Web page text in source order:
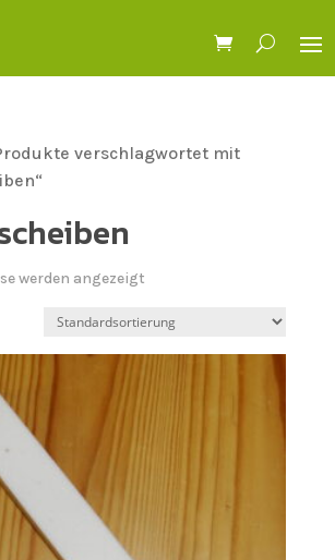
verschlagwortet mit
werden angezeigt